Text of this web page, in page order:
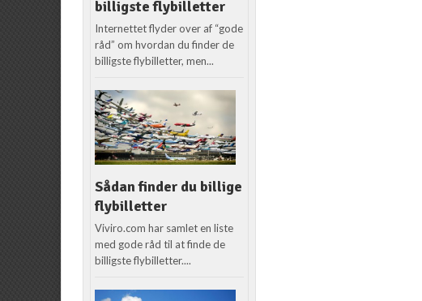
billigste flybilletter
Internettet flyder over af “gode
råd” om hvordan du finder de
billigste flybilletter, men...
Sådan finder du billige
flybilletter
Viviro.com har samlet en liste
med gode råd til at finde de
billigste flybilletter....